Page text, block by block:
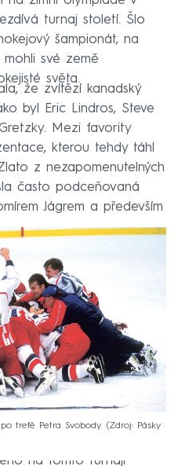
turnaj století. Šlo
šampionát, na
své země
světa.
že zvítězí kanadský
byl Eric Lindros, Steve
Mezi favority
kterou tehdy táhl
z nezapomenutelných
často podceňovaná
Jágrem a především
trefě Petra Svobody.
Zdroj: Pásky
na tomto turnaji